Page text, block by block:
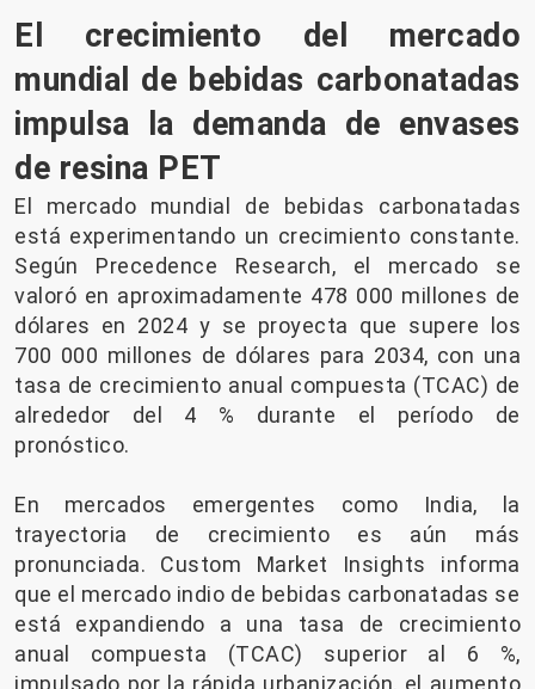
El crecimiento del mercado
mundial de bebidas carbonatadas
impulsa la demanda de envases
de resina PET
El mercado mundial de bebidas carbonatadas
está experimentando un crecimiento constante.
Según Precedence Research, el mercado se
valoró en aproximadamente 478 000 millones de
dólares en 2024 y se proyecta que supere los
700 000 millones de dólares para 2034, con una
tasa de crecimiento anual compuesta (TCAC) de
alrededor del 4 % durante el período de
pronóstico.
En mercados emergentes como India, la
trayectoria de crecimiento es aún más
pronunciada. Custom Market Insights informa
que el mercado indio de bebidas carbonatadas se
está expandiendo a una tasa de crecimiento
anual compuesta (TCAC) superior al 6 %,
impulsado por la rápida urbanización, el aumento